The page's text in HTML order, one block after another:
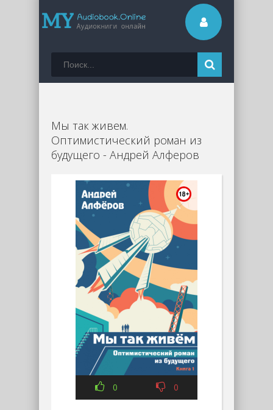
Мы так живем.
Оптимистический роман из
будущего - Андрей Алферов
0 0